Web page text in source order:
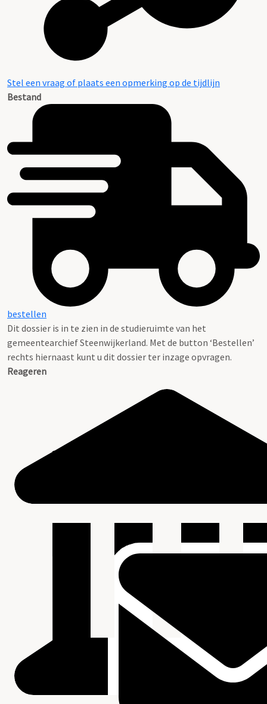
Stel een vraag of plaats een opmerking op de tijdlijn
Bestand
bestellen
Dit dossier is in te zien in de studieruimte van het
gemeentearchief Steenwijkerland. Met de button ‘Bestellen’
rechts hiernaast kunt u dit dossier ter inzage opvragen.
Reageren